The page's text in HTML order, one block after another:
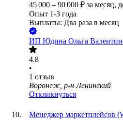
45 000 – 90 000 ₽ за месяц,
Опыт 1-3 года
Выплаты: Два раза в месяц
ИП Юдина Ольга
4.8
•
1 отзыв
Воронеж, р-н Ленинский
Откликнуться
Менеджер маркетплейсов